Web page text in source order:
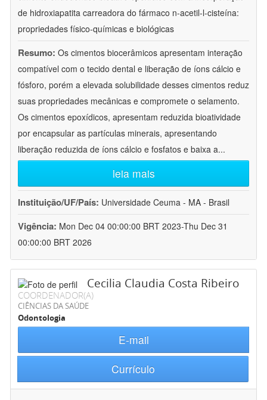
de hidroxiapatita carreadora do fármaco n-acetil-l-cisteína:
propriedades físico-químicas e biológicas
Resumo: Os cimentos biocerâmicos apresentam interação
compatível com o tecido dental e liberação de íons cálcio e
fósforo, porém a elevada solubilidade desses cimentos reduz
suas propriedades mecânicas e compromete o selamento.
Os cimentos epoxídicos, apresentam reduzida bioatividade
por encapsular as partículas minerais, apresentando
liberação reduzida de íons cálcio e fosfatos e baixa a...
leia mais
Instituição/UF/País: Universidade Ceuma - MA - Brasil
Vigência: Mon Dec 04 00:00:00 BRT 2023-Thu Dec 31
00:00:00 BRT 2026
Cecilia Claudia Costa Ribeiro
COORDENADOR(A)
CIÊNCIAS DA SAÚDE
Odontologia
E-mail
Currículo